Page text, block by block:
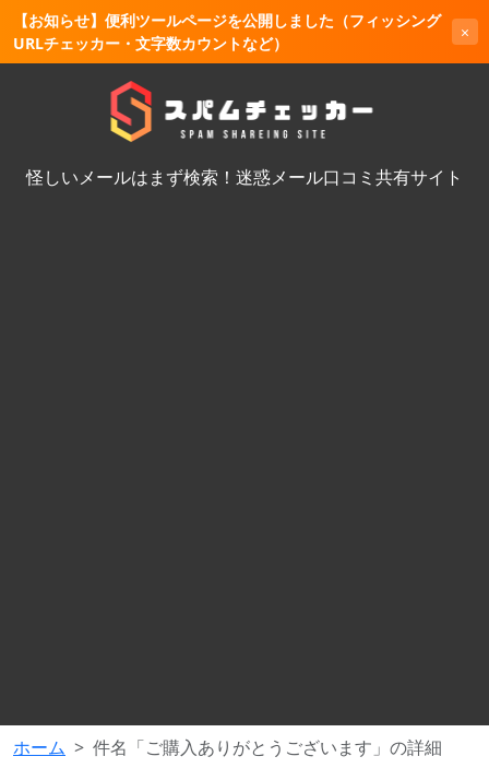
【お知らせ】便利ツールページを公開しました（フィッシング
URLチェッカー・文字数カウントなど）
×
怪しいメールはまず検索！迷惑メール口コミ共有サイト
ホーム 件名「ご購入ありがとうございます」の詳細